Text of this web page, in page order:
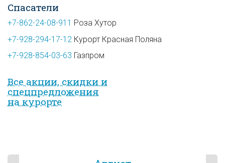
Спасатели
+7-862-24-08-911 Роза Хутор
+7-928-294-17-12 Курорт Красная Поляна
+7-928-854-03-63 Газпром
Все акции, скидки и
спец­предложе­ния
на курорте